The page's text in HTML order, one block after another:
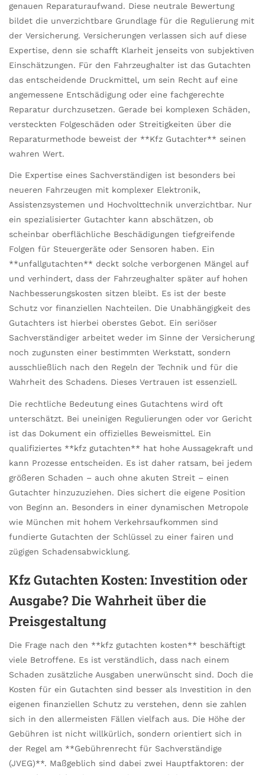
genauen Reparaturaufwand. Diese neutrale Bewertung
bildet die unverzichtbare Grundlage für die Regulierung mit
der Versicherung. Versicherungen verlassen sich auf diese
Expertise, denn sie schafft Klarheit jenseits von subjektiven
Einschätzungen. Für den Fahrzeughalter ist das Gutachten
das entscheidende Druckmittel, um sein Recht auf eine
angemessene Entschädigung oder eine fachgerechte
Reparatur durchzusetzen. Gerade bei komplexen Schäden,
versteckten Folgeschäden oder Streitigkeiten über die
Reparaturmethode beweist der **Kfz Gutachter** seinen
wahren Wert.
Die Expertise eines Sachverständigen ist besonders bei
neueren Fahrzeugen mit komplexer Elektronik,
Assistenzsystemen und Hochvolttechnik unverzichtbar. Nur
ein spezialisierter Gutachter kann abschätzen, ob
scheinbar oberflächliche Beschädigungen tiefgreifende
Folgen für Steuergeräte oder Sensoren haben. Ein
**unfallgutachten** deckt solche verborgenen Mängel auf
und verhindert, dass der Fahrzeughalter später auf hohen
Nachbesserungskosten sitzen bleibt. Es ist der beste
Schutz vor finanziellen Nachteilen. Die Unabhängigkeit des
Gutachters ist hierbei oberstes Gebot. Ein seriöser
Sachverständiger arbeitet weder im Sinne der Versicherung
noch zugunsten einer bestimmten Werkstatt, sondern
ausschließlich nach den Regeln der Technik und für die
Wahrheit des Schadens. Dieses Vertrauen ist essenziell.
Die rechtliche Bedeutung eines Gutachtens wird oft
unterschätzt. Bei uneinigen Regulierungen oder vor Gericht
ist das Dokument ein offizielles Beweismittel. Ein
qualifiziertes **kfz gutachten** hat hohe Aussagekraft und
kann Prozesse entscheiden. Es ist daher ratsam, bei jedem
größeren Schaden – auch ohne akuten Streit – einen
Gutachter hinzuzuziehen. Dies sichert die eigene Position
von Beginn an. Besonders in einer dynamischen Metropole
wie München mit hohem Verkehrsaufkommen sind
fundierte Gutachten der Schlüssel zu einer fairen und
zügigen Schadensabwicklung.
Kfz Gutachten Kosten: Investition oder
Ausgabe? Die Wahrheit über die
Preisgestaltung
Die Frage nach den **kfz gutachten kosten** beschäftigt
viele Betroffene. Es ist verständlich, dass nach einem
Schaden zusätzliche Ausgaben unerwünscht sind. Doch die
Kosten für ein Gutachten sind besser als Investition in den
eigenen finanziellen Schutz zu verstehen, denn sie zahlen
sich in den allermeisten Fällen vielfach aus. Die Höhe der
Gebühren ist nicht willkürlich, sondern orientiert sich in
der Regel am **Gebührenrecht für Sachverständige
(JVEG)**. Maßgeblich sind dabei zwei Hauptfaktoren: der